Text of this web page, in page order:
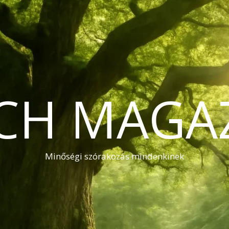
Minőségi szórakozás mindenkinek